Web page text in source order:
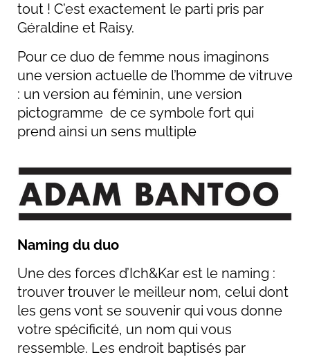
tout ! C’est exactement le parti pris par
Géraldine et Raisy.
Pour ce duo de femme nous imaginons
une version actuelle de l’homme de vitruve
: un version au féminin, une version
pictogramme de ce symbole fort qui
prend ainsi un sens multiple
Naming du duo
Une des forces d’Ich&Kar est le naming :
trouver trouver le meilleur nom, celui dont
les gens vont se souvenir qui vous donne
votre spécificité, un nom qui vous
ressemble. Les endroit baptisés par